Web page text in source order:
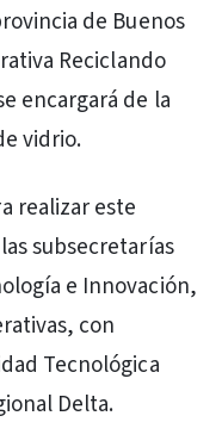
de Buenos
Reciclando
encargará de la
vidrio.
realizar este
subsecretarías
e Innovación,
con
Tecnológica
Delta.